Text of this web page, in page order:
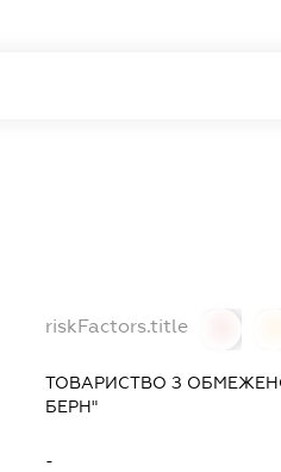
riskFactors.title
ТОВАРИСТВО З
БЕРН"
-